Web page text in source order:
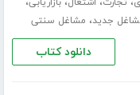
جدید، مشاغل سنتی
دانلود کتاب